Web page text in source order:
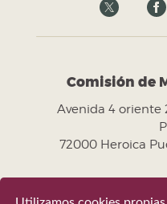
Comisión de
Avenida 4 oriente
72000 Heroica